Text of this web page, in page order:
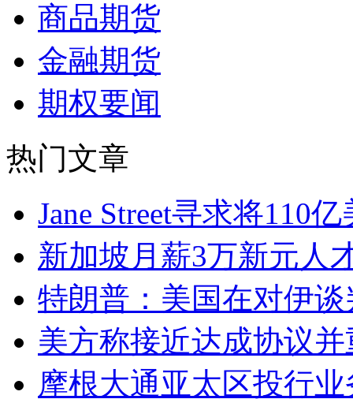
商品期货
金融期货
期权要闻
热门文章
Jane Street寻求将110
新加坡月薪3万新元人
特朗普：美国在对伊
美方称接近达成协议
摩根大通亚太区投行